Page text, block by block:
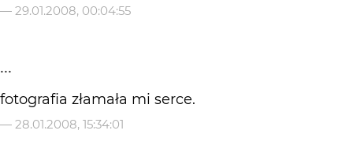
— 29.01.2008, 00:04:55
...
fotografia złamała mi serce.
— 28.01.2008, 15:34:01